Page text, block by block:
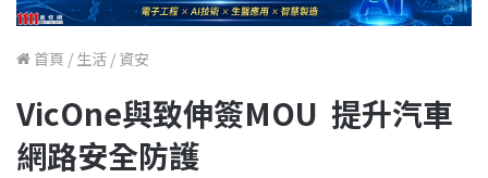
首頁 / 生活 / 資安
VicOne與致伸簽MOU 提升汽車
網路安全防護